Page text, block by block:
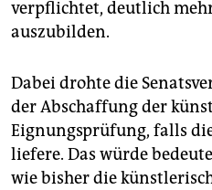
verpflichtet, deutlich
auszubilden.
Dabei drohte die
der Abschaffung der
Eignungsprüfung, falls
liefere. Das würde
wie bisher die